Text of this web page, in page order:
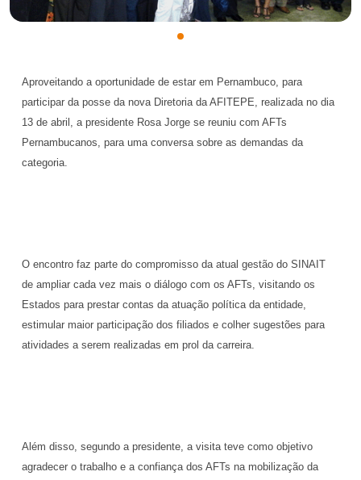
Aproveitando a oportunidade de estar em Pernambuco, para
participar da posse da nova Diretoria da AFITEPE, realizada no dia
13 de abril, a presidente Rosa Jorge se reuniu com AFTs
Pernambucanos, para uma conversa sobre as demandas da
categoria.
O encontro faz parte do compromisso da atual gestão do SINAIT
de ampliar cada vez mais o diálogo com os AFTs, visitando os
Estados para prestar contas da atuação política da entidade,
estimular maior participação dos filiados e colher sugestões para
atividades a serem realizadas em prol da carreira.
Além disso, segundo a presidente, a visita teve como objetivo
agradecer o trabalho e a confiança dos AFTs na mobilização da